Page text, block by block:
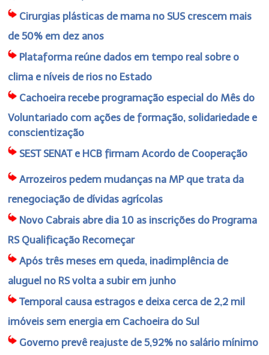
Cirurgias plásticas de mama no SUS crescem mais
de 50% em dez anos
Plataforma reúne dados em tempo real sobre o
clima e níveis de rios no Estado
Cachoeira recebe programação especial do Mês do
Voluntariado com ações de formação, solidariedade e
conscientização
SEST SENAT e HCB firmam Acordo de Cooperação
Arrozeiros pedem mudanças na MP que trata da
renegociação de dívidas agrícolas
Novo Cabrais abre dia 10 as inscrições do Programa
RS Qualificação Recomeçar
Após três meses em queda, inadimplência de
aluguel no RS volta a subir em junho
Temporal causa estragos e deixa cerca de 2,2 mil
imóveis sem energia em Cachoeira do Sul
Governo prevê reajuste de 5,92% no salário mínimo